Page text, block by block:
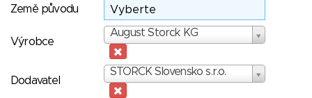
Země původu
Výrobce
August Storck KG
Výrobce
Dodavatel
STORCK Slovensko s.r.o.
Dodavatel